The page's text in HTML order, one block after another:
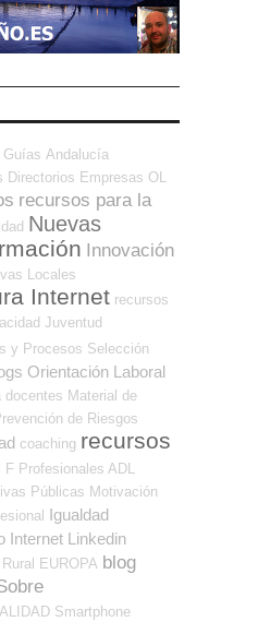
Guías Andalucía
Directorios Empresas OL
recursos para la
Nuevas
Innovación
Locales
Internet recursos
Juventud
y Procesos Selección
Orientación Laboral
docentes Material de
de Riesgos
coaching recursos
F Profesionales ADL
Públicas Motivación
Igualdad
Internet Linkedin
Rural EUROPA blog
Smartphone